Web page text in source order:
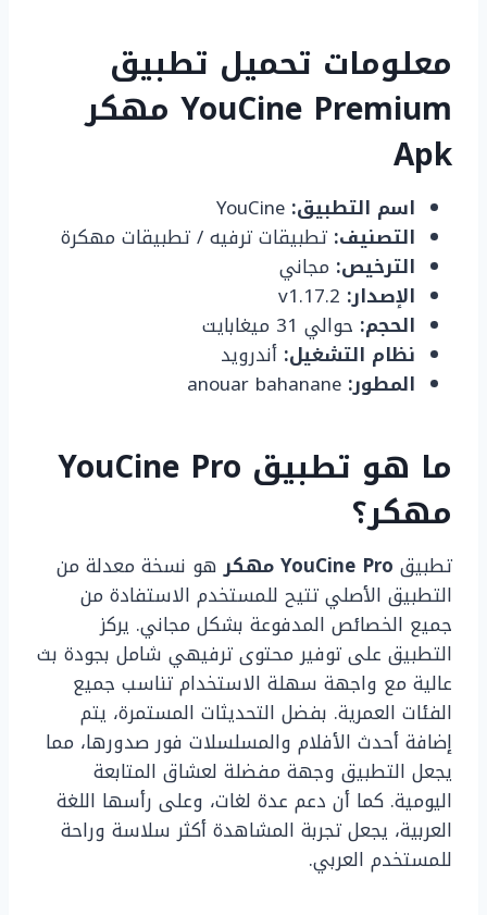
معلومات تحميل تطبيق
YouCine Premium مهكر
Apk
اسم التطبيق:
التصنيف: تطبيقات ترفيه / تطبيقات مهكرة
الترخيص: مجاني
الإصدار:
الحجم: حوالي 31 ميغابايت
نظام التشغيل: أندرويد
المطور:
ما هو تطبيق YouCine Pro
مهكر؟
تطبيق YouCine Pro مهكر
هو نسخة معدلة من
التطبيق الأصلي تتيح للمستخدم الاستفادة من
جميع الخصائص المدفوعة بشكل مجاني. يركز
التطبيق على توفير محتوى ترفيهي شامل بجودة بث
عالية مع واجهة سهلة الاستخدام تناسب جميع
الفئات العمرية. بفضل التحديثات المستمرة، يتم
إضافة أحدث الأفلام والمسلسلات فور صدورها، مما
يجعل التطبيق وجهة مفضلة لعشاق المتابعة
اليومية. كما أن دعم عدة لغات، وعلى رأسها اللغة
العربية، يجعل تجربة المشاهدة أكثر سلاسة وراحة
للمستخدم العربي.